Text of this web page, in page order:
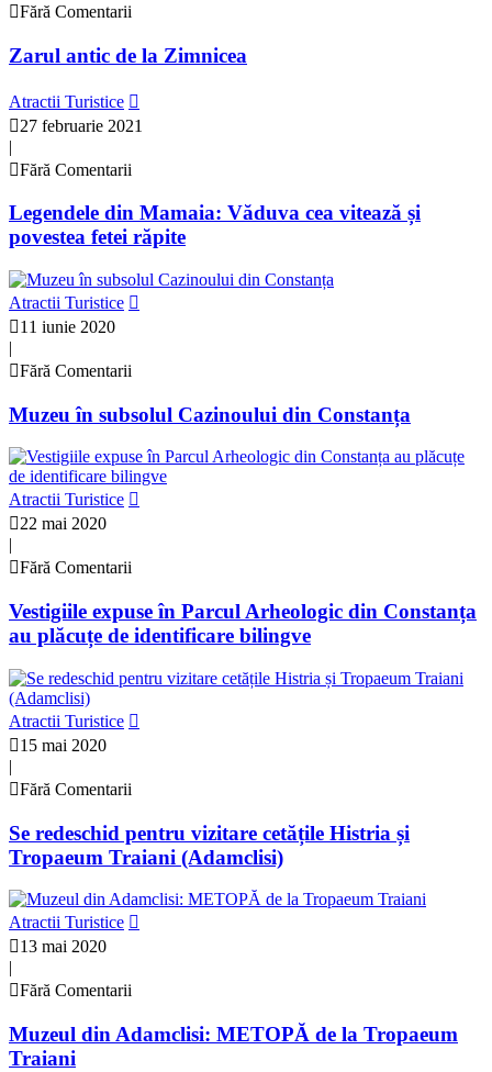
Fără Comentarii
Zarul antic de la Zimnicea
Atractii Turistice
27 februarie 2021
|
Fără Comentarii
Legendele din Mamaia: Văduva cea vitează și
povestea fetei răpite
Atractii Turistice
11 iunie 2020
|
Fără Comentarii
Muzeu în subsolul Cazinoului din Constanța
Atractii Turistice
22 mai 2020
|
Fără Comentarii
Vestigiile expuse în Parcul Arheologic din Constanța
au plăcuțe de identificare bilingve
Atractii Turistice
15 mai 2020
|
Fără Comentarii
Se redeschid pentru vizitare cetățile Histria și
Tropaeum Traiani (Adamclisi)
Atractii Turistice
13 mai 2020
|
Fără Comentarii
Muzeul din Adamclisi: METOPĂ de la Tropaeum
Traiani